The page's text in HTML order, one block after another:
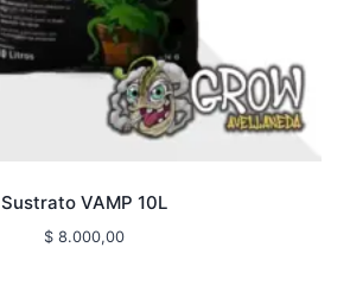
Sustrato VAMP 10L
$ 8.000,00